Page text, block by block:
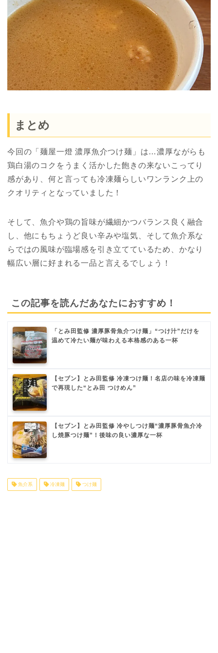
まとめ
今回の「麺屋一燈 濃厚魚介つけ麺」は…濃厚ながらも
鶏白湯のコクをうまく活かした飽きの来ないこってり
感があり、何と言っても冷凍麺らしいワンランク上の
クオリティとなっていました！
そして、魚介や鶏の旨味が繊細かつバランス良く融合
し、他にもちょうど良い辛みや塩気、そして魚介系な
らではの風味が臨場感を引き立てているため、かなり
幅広い層に好まれる一品と言えるでしょう！
この記事を読んだあなたにおすすめ！
「とみ田監修 濃厚豚骨魚介つけ麺」“つけ汁”だけを
温めて冷たい麺が味わえる本格感のある一杯
【セブン】とみ田監修 冷凍つけ麺！名店の味を冷凍麺
で再現した“とみ田 つけめん”
【セブン】とみ田監修 冷やしつけ麺“濃厚豚骨魚介冷
し焼豚つけ麺”！後味の良い濃厚な一杯
魚介系 冷凍麺 つけ麺